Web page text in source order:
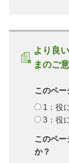
より良
まのご
このペー
1：役
3：役
このペ
か？